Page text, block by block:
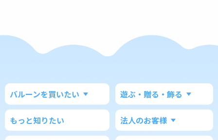
バルーンを買いたい 遊ぶ・贈る・飾る
もっと知りたい 法人のお客様